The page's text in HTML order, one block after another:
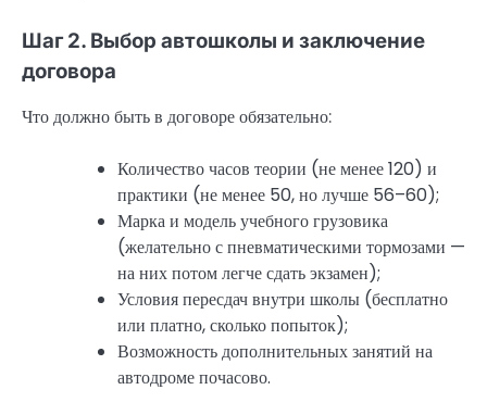
Шаг 2. Выбор автошколы и заключение
договора
Что должно быть в договоре обязательно:
Количество часов теории (не менее 120) и
практики (не менее 50, но лучше 56–60);
Марка и модель учебного грузовика
(желательно с пневматическими тормозами —
на них потом легче сдать экзамен);
Условия пересдач внутри школы (бесплатно
или платно, сколько попыток);
Возможность дополнительных занятий на
автодроме почасово.